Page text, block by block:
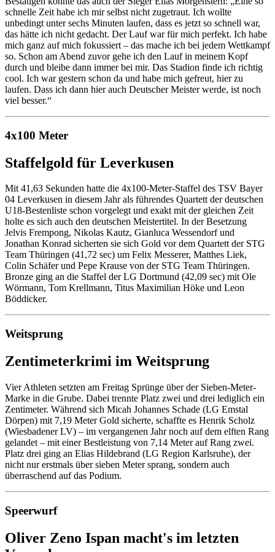
schnelle Zeit habe ich mir selbst nicht zugetraut. Ich wollte
unbedingt unter sechs Minuten laufen, dass es jetzt so schnell war,
das hätte ich nicht gedacht. Der Lauf war für mich perfekt. Ich habe
mich ganz auf mich fokussiert – das mache ich bei jedem Wettkampf
so. Schon am Abend zuvor gehe ich den Lauf in meinem Kopf
durch und bleibe dann immer bei mir. Das Stadion finde ich richtig
cool. Ich war gestern schon da und habe mich gefreut, hier zu
laufen. Dass ich dann hier auch Deutscher Meister werde, ist noch
viel besser.“
4x100 Meter
Staffelgold für Leverkusen
Mit 41,63 Sekunden hatte die 4x100-Meter-Staffel des TSV Bayer
04 Leverkusen in diesem Jahr als führendes Quartett der deutschen
U18-Bestenliste schon vorgelegt und exakt mit der gleichen Zeit
holte es sich auch den deutschen Meistertitel. In der Besetzung
Jelvis Frempong, Nikolas Kautz, Gianluca Wessendorf und
Jonathan Konrad sicherten sie sich Gold vor dem Quartett der STG
Team Thüringen (41,72 sec) um Felix Messerer, Matthes Liek,
Colin Schäfer und Pepe Krause von der STG Team Thüringen.
Bronze ging an die Staffel der LG Dortmund (42,09 sec) mit Ole
Wörmann, Tom Krellmann, Titus Maximilian Höke und Leon
Böddicker.
Weitsprung
Zentimeterkrimi im Weitsprung
Vier Athleten setzten am Freitag Sprünge über der Sieben-Meter-
Marke in die Grube. Dabei trennte Platz zwei und drei lediglich ein
Zentimeter. Während sich Micah Johannes Schade (LG Emstal
Dörpen) mit 7,19 Meter Gold sicherte, schaffte es Henrik Scholz
(Wiesbadener LV) – im vergangenen Jahr noch auf dem elften Rang
gelandet – mit einer Bestleistung von 7,14 Meter auf Rang zwei.
Platz drei ging an Elias Hildebrand (LG Region Karlsruhe), der
nicht nur erstmals über sieben Meter sprang, sondern auch
überraschend auf das Podium.
Speerwurf
Oliver Zeno Ispan macht's im letzten